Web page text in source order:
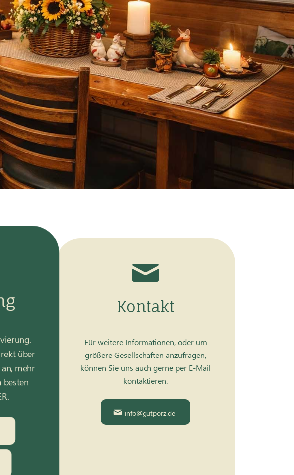
In den charmanten Räumlichkeiten unseres
historischen Fachwerkhauses verbinden wir
traditionelle Landhausküche mit moderner
Kulinarik und herzlicher Gastfreundschaft.
02102 - 93 40 80
über
mehr
besten
.
Kontakt
Für weitere Informationen, oder um
größere Gesellschaften anzufragen,
können Sie uns auch gerne per E-Mail
kontaktieren.
info@gutporz.de